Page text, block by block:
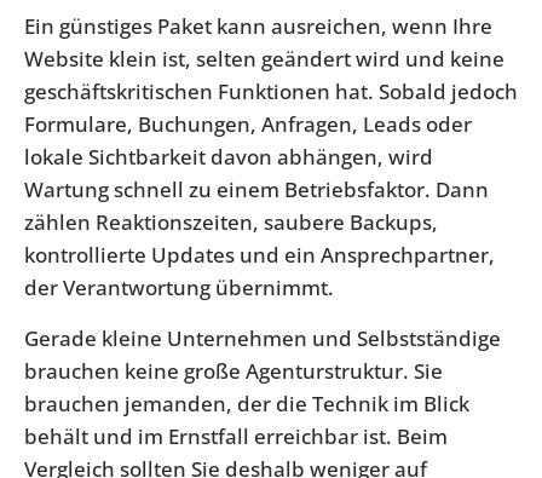
Ein günstiges Paket kann ausreichen, wenn Ihre
Website klein ist, selten geändert wird und keine
geschäftskritischen Funktionen hat. Sobald jedoch
Formulare, Buchungen, Anfragen, Leads oder
lokale Sichtbarkeit davon abhängen, wird
Wartung schnell zu einem Betriebsfaktor. Dann
zählen Reaktionszeiten, saubere Backups,
kontrollierte Updates und ein Ansprechpartner,
der Verantwortung übernimmt.
Gerade kleine Unternehmen und Selbstständige
brauchen keine große Agenturstruktur. Sie
brauchen jemanden, der die Technik im Blick
behält und im Ernstfall erreichbar ist. Beim
Vergleich sollten Sie deshalb weniger auf